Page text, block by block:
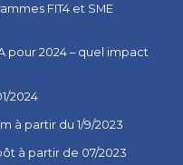
FIT4 et SME
pour 2024 – quel impact
2024
à partir du 1/9/2023
à partir de 07/2023